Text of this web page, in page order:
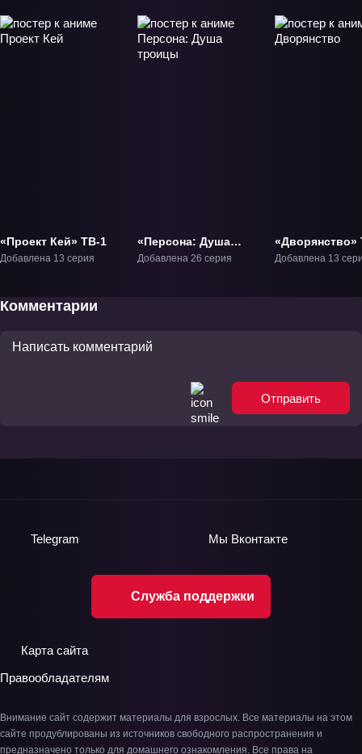
«Проект Кей» ТВ-1
Добавлена 13 серия
«Персона: Душа
троицы» ТВ-1
Добавлена 26 серия
«Дворянство»
Добавлена 13
Комментарии
Отправить
Служба поддержки
Telegram Мы Вконтакте
Карта сайта
Правообладателям
Внимание сайт содержит материалы для взрослых. Все материалы на этом
сайте продублированы из источников свободного распространения и
предназначено только для домашнего ознакомления. Все права на